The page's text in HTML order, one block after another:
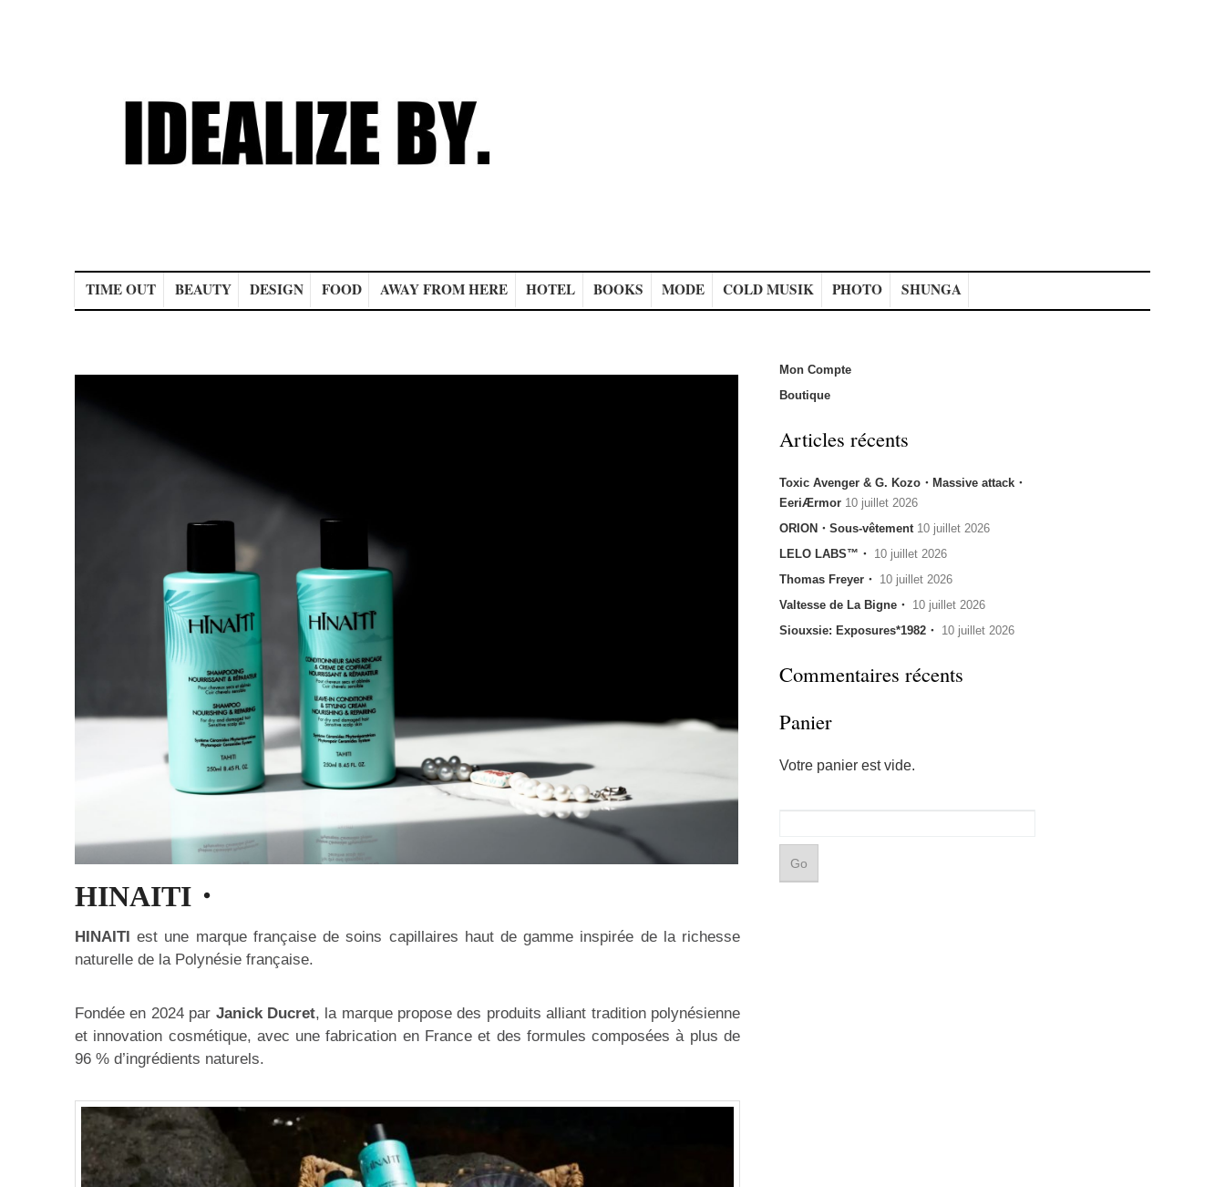
TIME OUT BEAUTY DESIGN FOOD AWAY FROM HERE HOTEL BOOKS MODE COLD MUSIK PHOTO SHUNGA
HINAITI・
HINAITI est une marque française de soins capillaires haut de gamme inspirée de la richesse
naturelle de la Polynésie française.
Fondée en 2024 par Janick Ducret, la marque propose des produits alliant tradition polynésienne
et innovation cosmétique, avec une fabrication en France et des formules composées à plus de
96 % d’ingrédients naturels.
Mon Compte
Boutique
Articles récents
Toxic Avenger & G. Kozo・Massive attack・
EeriÆrmor 10 juillet 2026
ORION・Sous-vêtement 10 juillet 2026
LELO LABS™・ 10 juillet 2026
Thomas Freyer・ 10 juillet 2026
Valtesse de La Bigne・ 10 juillet 2026
Siouxsie: Exposures*1982・ 10 juillet 2026
Commentaires récents
Panier
Votre panier est vide.